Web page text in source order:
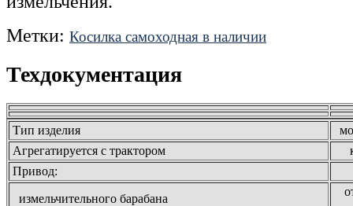
Метки: Косилка самоходная в наличии
Техдокументация
Тип изделия
Агрегатируется с трактором
Привод:
измельчительного барабана